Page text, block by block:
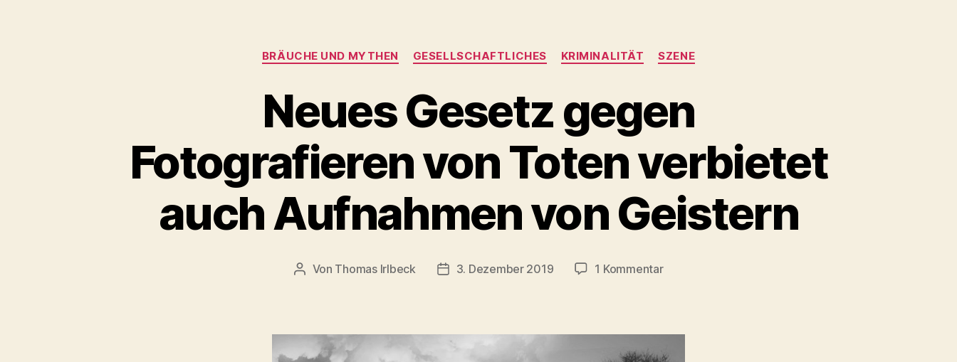
Kategorien
BRÄUCHE UND MYTHEN GESELLSCHAFTLICHES KRIMINALITÄT SZENE
Neues Gesetz gegen
Fotografieren von Toten verbietet
auch Aufnahmen von Geistern
Beitragsautor
Von Thomas Irlbeck Veröffentlichungsdatum
3. Dezember 2019 1 Kommentarzu
Fotografieren
von